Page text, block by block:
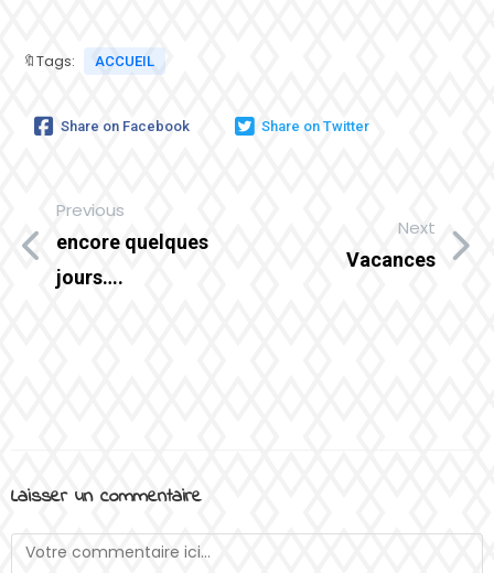
🔖Tags: ACCUEIL
Share on Facebook Share on Twitter
Previous
encore quelques
jours….
Next
Vacances
Laisser un commentaire